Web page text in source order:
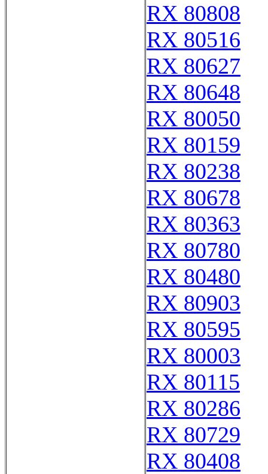
RX 80808
RX 80516
RX 80627
RX 80648
RX 80050
RX 80159
RX 80238
RX 80678
RX 80363
RX 80780
RX 80480
RX 80903
RX 80595
RX 80003
RX 80115
RX 80286
RX 80729
RX 80408